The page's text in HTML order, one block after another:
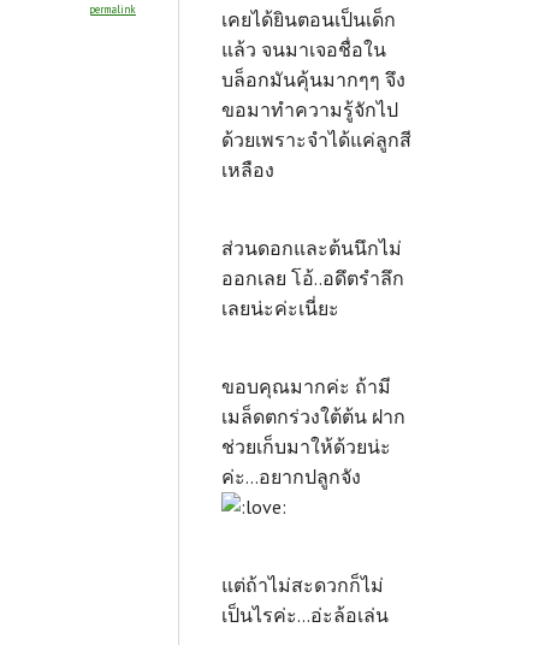
permalink
เคยได้ยินตอนเป็นเด็ก
แล้ว จนมาเจอชื่อใน
บล็อกมันคุ้นมากๆๆ จึง
ขอมาทำความรู้จักไป
ด้วยเพราะจำได้แค่ลูกสี
เหลือง
ส่วนดอกและต้นนึกไม่
ออกเลย โอ้..อดึตรำลึก
เลยน่ะค่ะเนี่ยะ
ขอบคุณมากค่ะ ถ้ามี
เมล็ดตกร่วงใต้ต้น ฝาก
ช่วยเก็บมาให้ด้วยน่ะ
ค่ะ...อยากปลูกจัง
แต่ถ้าไม่สะดวกก็ไม่
เป็นไรค่ะ...อ่ะล้อเล่น